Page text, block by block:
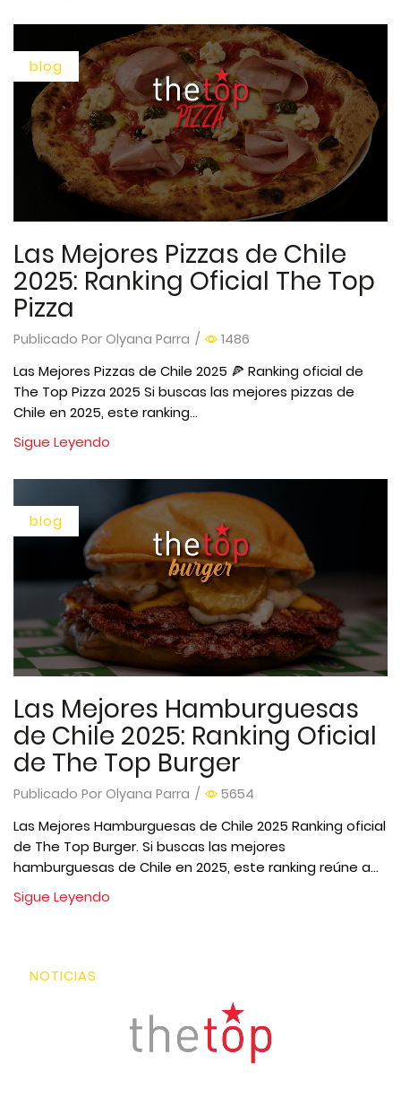
blog
Las Mejores Pizzas de Chile
2025: Ranking Oficial The Top
Pizza
Publicado Por Olyana Parra / 1486
Las Mejores Pizzas de Chile 2025 🍕 Ranking oficial de
The Top Pizza 2025 Si buscas las mejores pizzas de
Chile en 2025, este ranking...
Sigue Leyendo
blog
Las Mejores Hamburguesas
de Chile 2025: Ranking Oficial
de The Top Burger
Publicado Por Olyana Parra / 5654
Las Mejores Hamburguesas de Chile 2025 Ranking oficial
de The Top Burger. Si buscas las mejores
hamburguesas de Chile en 2025, este ranking reúne a...
Sigue Leyendo
NOTICIAS